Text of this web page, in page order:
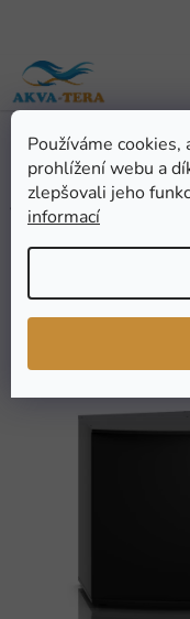
Používáme
prohlížení webu a
zlepšovali jeho
informací
obsah
Domů / AKVARISTIKA /
podstavce / JUWEL
JUWEL
hodnocení
0,0
Značka:Juwel